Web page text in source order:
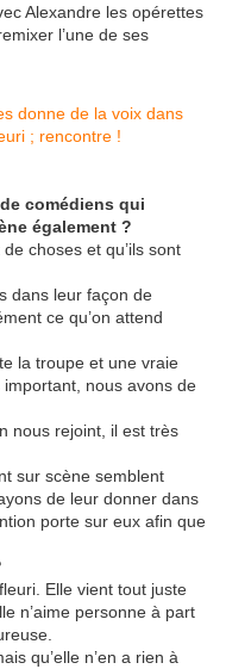
Alexandre les opérettes
l’une de ses
comédiens qui
également ?
choses et qu’ils sont
dans leur façon de
ce qu’on attend
la troupe et une vraie
important, nous avons de
nous rejoint, il est très
sur scène semblent
de leur donner dans
porte sur eux afin que
Elle vient tout juste
n’aime personne à part
qu’elle n’en a rien à